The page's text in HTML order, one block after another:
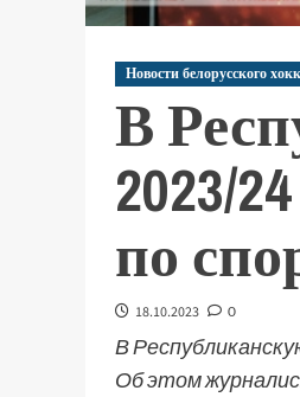
Новости белорусского
В
2023/
по
18.10.2023 0
В
Об этом